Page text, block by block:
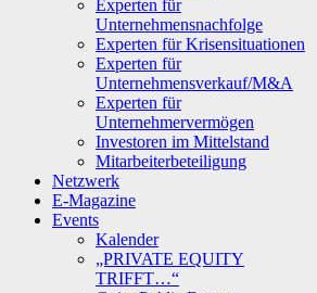
Experten für
Unternehmensnachfolge
Experten für Krisensituationen
Experten für
Unternehmensverkauf/M&A
Experten für
Unternehmervermögen
Investoren im Mittelstand
Mitarbeiterbeteiligung
Netzwerk
E-Magazine
Events
Kalender
„PRIVATE EQUITY
TRIFFT…“